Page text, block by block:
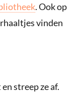
. Ook op
vinden
streep ze af.